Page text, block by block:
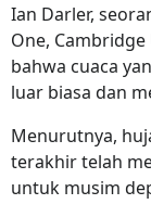
Ian Darler,
One,
bahwa cuaca
luar biasa dan
Menurutnya,
terakhir telah
untuk musim